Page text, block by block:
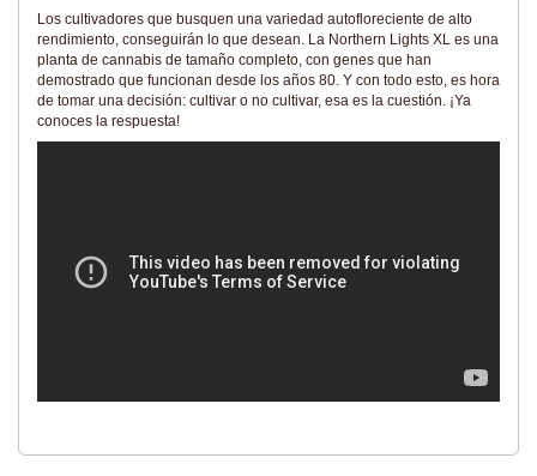
Los cultivadores que busquen una variedad autofloreciente de alto
rendimiento, conseguirán lo que desean. La Northern Lights XL es una
planta de cannabis de tamaño completo, con genes que han
demostrado que funcionan desde los años 80. Y con todo esto, es hora
de tomar una decisión: cultivar o no cultivar, esa es la cuestión. ¡Ya
conoces la respuesta!